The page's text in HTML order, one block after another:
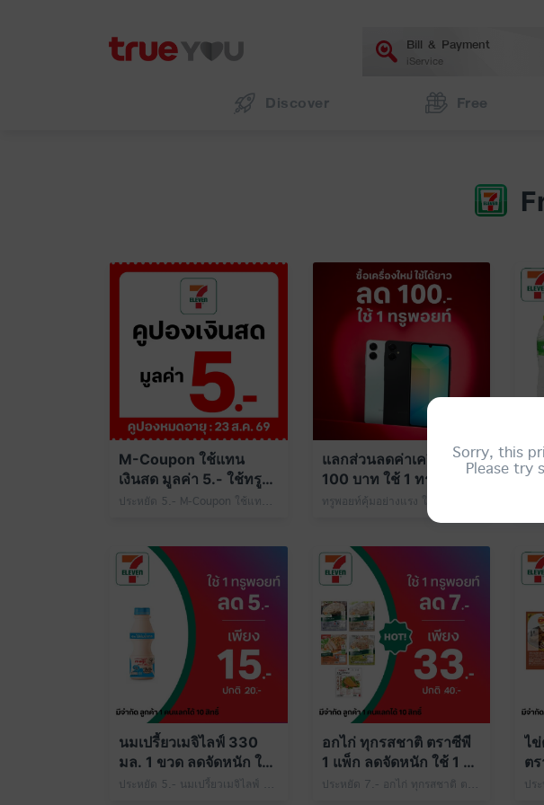
Bill & Payment
iService
Discover Free
M-Coupon ใช้แทน
เงินสด มูลค่า 5.- ใช้ทรู
พอยท์ 49 คะแนน
ประหยัด 5.- M-Coupon ใช้แทนเงินสด มูลค่า 5.- ใช้ทรูพอยท์ 49 คะแนน
แลกส่วนลดค่าเครื่องเปล่า
100 บาท ใช้ 1 ทรูพอยท์
ที่ 7-Eleven
น้
ม
นมเปรี้ยวเมจิไลฟ์ 330
มล. 1 ขวด ลดจัดหนัก ใช้
1 ทรูพอยท์
ประหยัด 5.- นมเปรี้ยวเมจิไลฟ์ 330 มล. 1 ขวด เพียง 15.- ปกติ 20.- ใช้ 1 ทรูพอยท์
อกไก่ ทุกรสชาติ ตราซีพี
1 แพ็ก ลดจัดหนัก ใช้ 1 ทรู
พอยท์
ประหยัด 7.- อกไก่ ทุกรสชาติ ตราซีพี 1 แพ็ก เพียง 33.- ปกติ 40.- ใช้ 1 ทรูพอยท์
ไ
ต
ใ
Sorry, this
Please try